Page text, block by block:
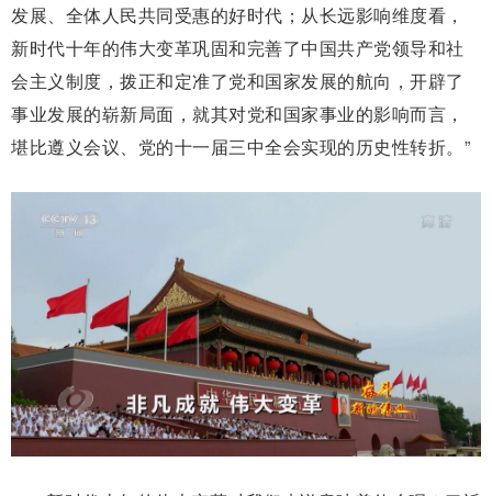
发展、全体人民共同受惠的好时代；从长远影响维度看，
新时代十年的伟大变革巩固和完善了中国共产党领导和社
会主义制度，拨正和定准了党和国家发展的航向，开辟了
事业发展的崭新局面，就其对党和国家事业的影响而言，
堪比遵义会议、党的十一届三中全会实现的历史性转折。”